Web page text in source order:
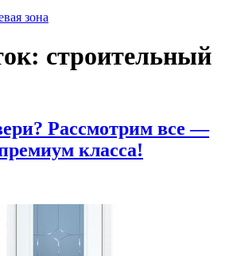
зона
строительный
Рассмотрим все —
класса!